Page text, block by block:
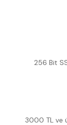
256 Bit
3000 TL ve